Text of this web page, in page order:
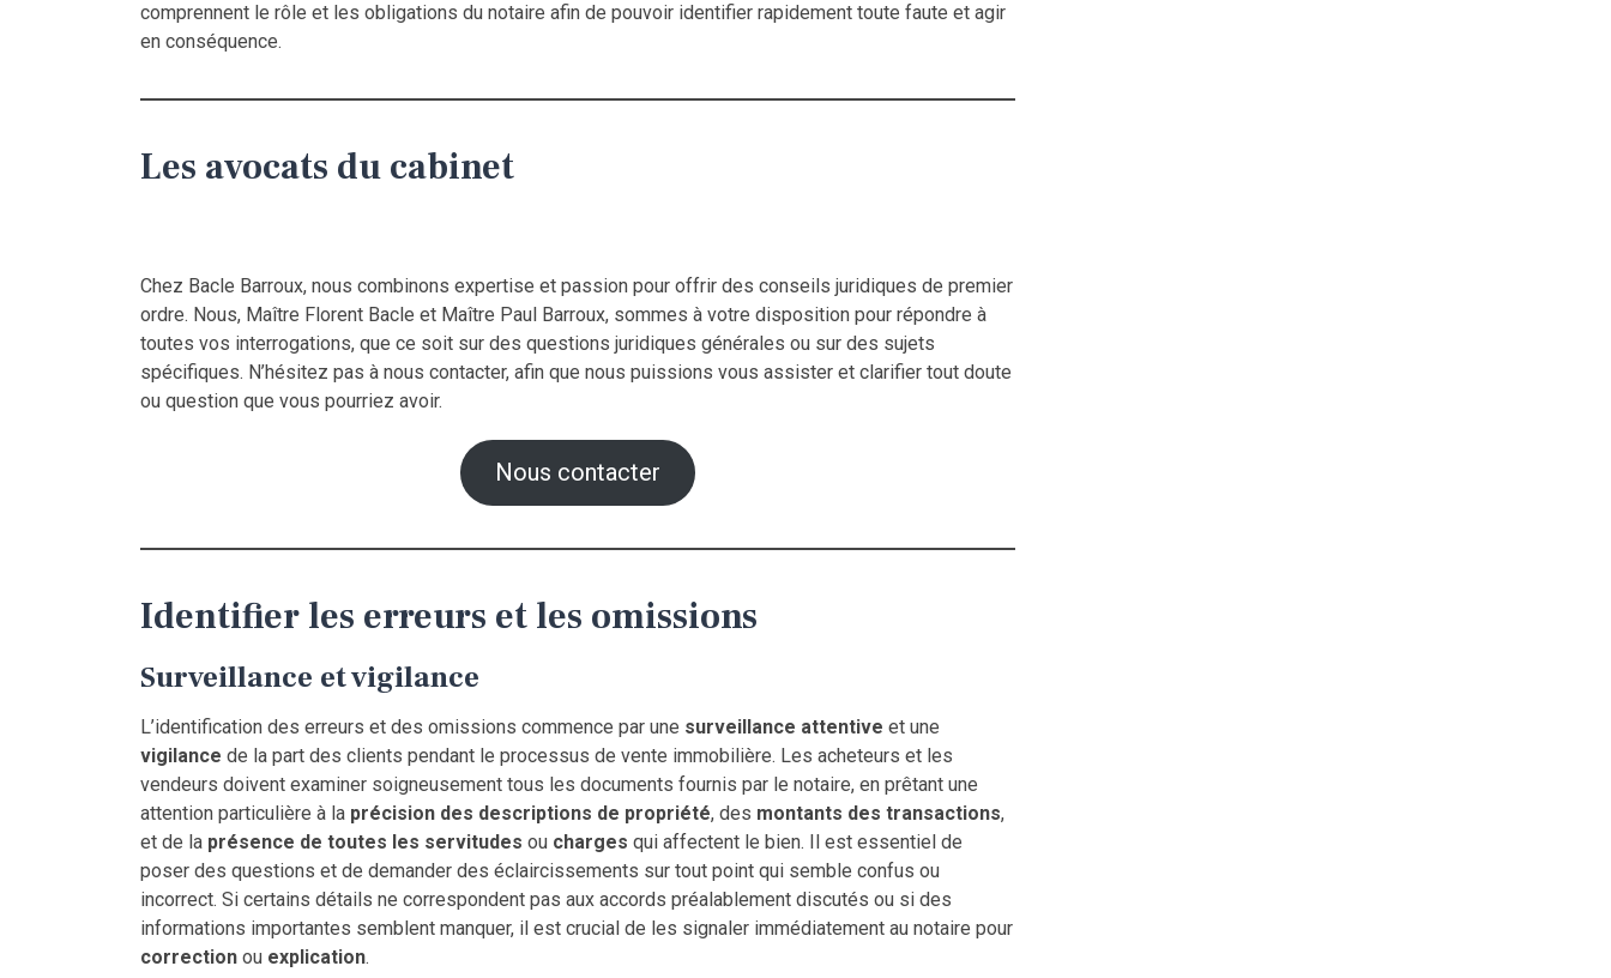
comprennent le rôle et les obligations du notaire afin de pouvoir identifier rapidement toute faute et agir
en conséquence.
Les avocats du cabinet
Chez Bacle Barroux, nous combinons expertise et passion pour offrir des conseils juridiques de premier
ordre. Nous, Maître Florent Bacle et Maître Paul Barroux, sommes à votre disposition pour répondre à
toutes vos interrogations, que ce soit sur des questions juridiques générales ou sur des sujets
spécifiques. N’hésitez pas à nous contacter, afin que nous puissions vous assister et clarifier tout doute
ou question que vous pourriez avoir.
Nous contacter
Identifier les erreurs et les omissions
Surveillance et vigilance
L’identification des erreurs et des omissions commence par une surveillance attentive et une
vigilance de la part des clients pendant le processus de vente immobilière. Les acheteurs et les
vendeurs doivent examiner soigneusement tous les documents fournis par le notaire, en prêtant une
attention particulière à la précision des descriptions de propriété, des montants des transactions,
et de la présence de toutes les servitudes ou charges qui affectent le bien. Il est essentiel de
poser des questions et de demander des éclaircissements sur tout point qui semble confus ou
incorrect. Si certains détails ne correspondent pas aux accords préalablement discutés ou si des
informations importantes semblent manquer, il est crucial de les signaler immédiatement au notaire pour
correction ou explication.